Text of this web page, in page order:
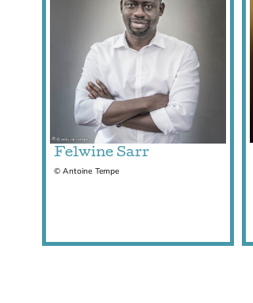
Felwine Sarr
© Antoine Tempe